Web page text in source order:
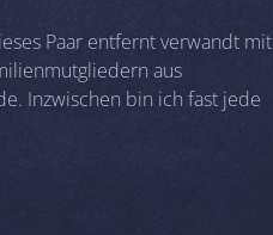
Paar entfernt verwandt mit
aus
Inzwischen bin ich fast jede